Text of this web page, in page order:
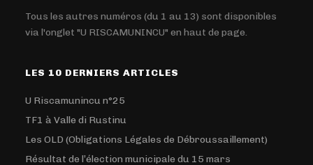
Tous les autres numéros (du 1 au 13) sont disponibles
via l'onglet "U RISCAMUNINCU" en haut de page.
LES 10 DERNIERS ARTICLES
U Riscamunincu n°25
TF1 à Valle di Rustinu
Les OLD (Obligations Légales de Débroussaillement)
Résultat de l’élection municipale du 15 mars